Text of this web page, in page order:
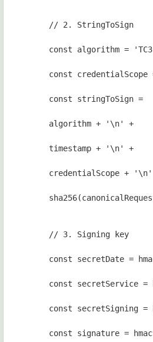
// 2. StringToSign
const algorithm = 'TC3-
const
const stringToSign =
algorithm + '\n' +
timestamp + '\n' +
credentialScope +
// 3. Signing key
const secretDate =
const secretService =
const secretSigning =
const signature =